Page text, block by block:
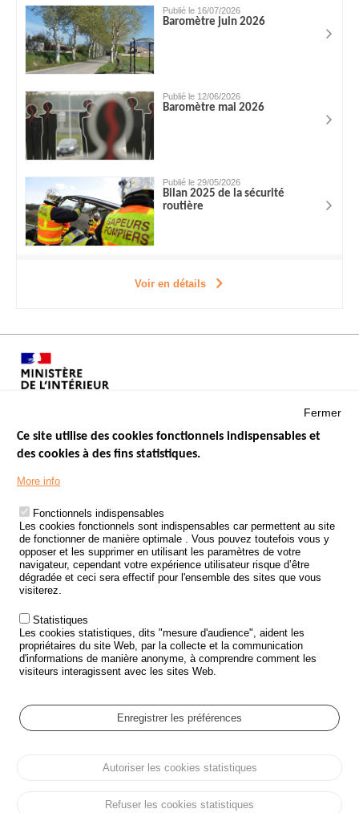
Publié le 16/07/2026
Baromètre juin 2026
Publié le 12/06/2026
Baromètre mai 2026
Publié le 29/05/2026
Bilan 2025 de la sécurité
routière
Voir en détails
Menu
Footer
LES SITES PUBLICS
ÉTAT DE L’INSÉCURITÉ ROUTIÈRE
TRAITEMENT DES DONNÉES PERSONNELLES DES ACCIDENTS DE
LA ROUTE
ETUDES ET RECHERCHES
APPEL À PROJETS
POLITIQUE DE SÉCURITÉ ROUTIÈRE
Outils
AGENDA
GLOSSAIRE
Cookie settings
Protection des données personnelles et Cookies
Fermer
Ce site utilise des cookies fonctionnels indispensables et
des cookies à des fins statistiques.
More info
Fonctionnels indispensables
Les cookies fonctionnels sont indispensables car permettent au site
de fonctionner de manière optimale . Vous pouvez toutefois vous y
opposer et les supprimer en utilisant les paramètres de votre
navigateur, cependant votre expérience utilisateur risque d’être
dégradée et ceci sera effectif pour l'ensemble des sites que vous
visiterez.
Statistiques
Les cookies statistiques, dits "mesure d'audience", aident les
propriétaires du site Web, par la collecte et la communication
d'informations de manière anonyme, à comprendre comment les
visiteurs interagissent avec les sites Web.
Enregistrer les préférences
Autoriser les cookies statistiques
Refuser les cookies statistiques